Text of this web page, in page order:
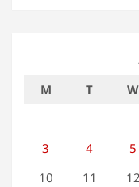
M
T W
3
4 5
10
11 12